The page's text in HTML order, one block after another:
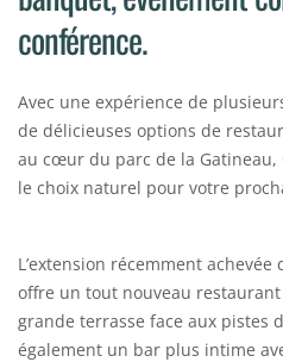
conférence.
Avec une expérience de
de délicieuses options de
au cœur du parc de la Gatineau,
le choix naturel pour votre
L’extension récemment
offre un tout nouveau restaurant
grande terrasse face aux pistes
également un bar plus intime